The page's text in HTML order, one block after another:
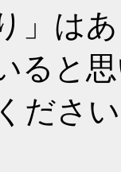
」は
ると
ださ